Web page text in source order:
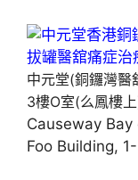
中元堂(銅鑼灣醫
3樓O室(么鳳樓
Causeway
Foo Building,